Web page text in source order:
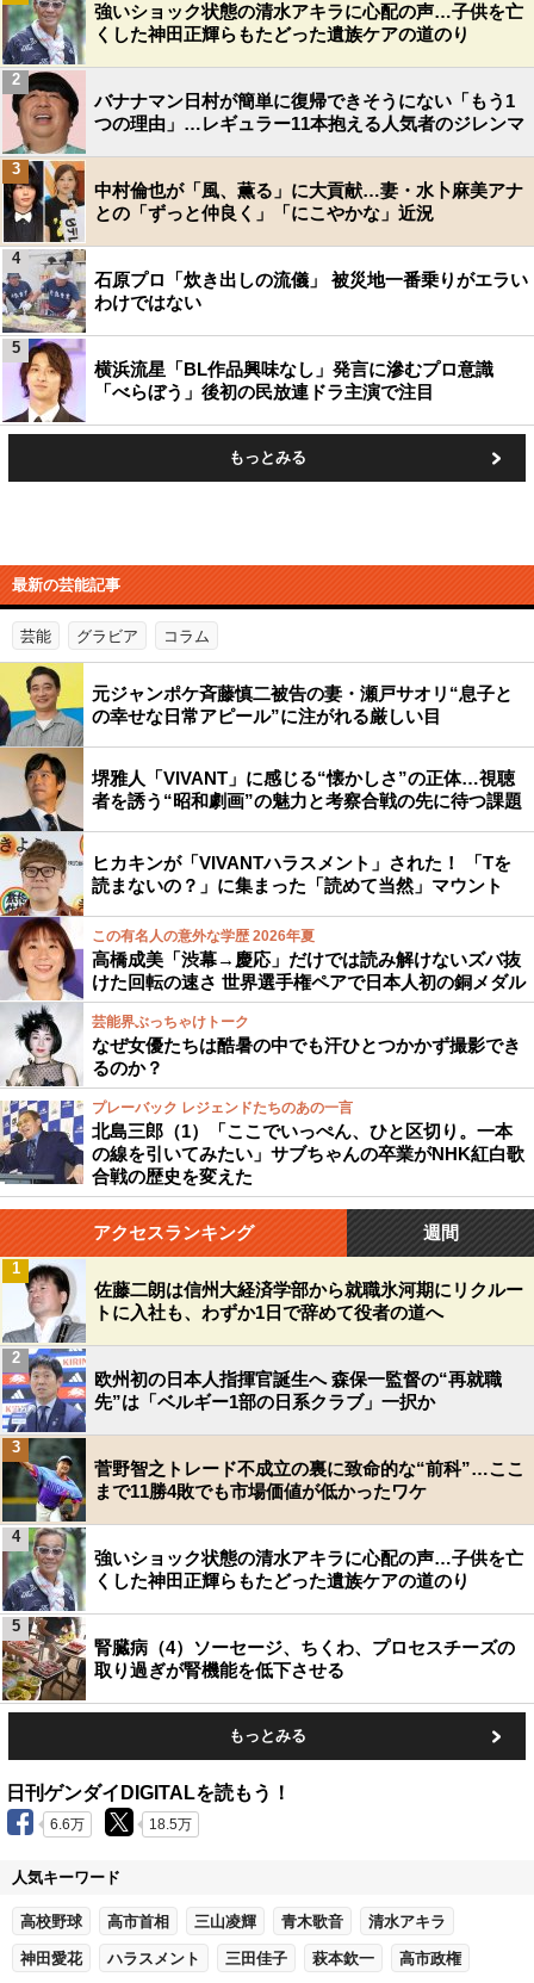
強いショック状態の清水アキラに心配の声…子供を亡
くした神田正輝らもたどった遺族ケアの道のり
バナナマン日村が簡単に復帰できそうにない「もう1
つの理由」…レギュラー11本抱える人気者のジレンマ
2
中村倫也が「風、薫る」に大貢献…妻・水卜麻美アナ
との「ずっと仲良く」「にこやかな」近況
3
石原プロ「炊き出しの流儀」 被災地一番乗りがエラい
わけではない
4
横浜流星「BL作品興味なし」発言に滲むプロ意識
「べらぼう」後初の民放連ドラ主演で注目
5
もっとみる
最新の芸能記事
芸能 グラビア コラム
元ジャンポケ斉藤慎二被告の妻・瀬戸サオリ“息子と
の幸せな日常アピール”に注がれる厳しい目
堺雅人「VIVANT」に感じる“懐かしさ”の正体…視聴
者を誘う“昭和劇画”の魅力と考察合戦の先に待つ課題
ヒカキンが「VIVANTハラスメント」された！ 「Tを
読まないの？」に集まった「読めて当然」マウント
この有名人の意外な学歴 2026年夏
高橋成美「渋幕→慶応」だけでは読み解けないズバ抜
けた回転の速さ 世界選手権ペアで日本人初の銅メダル
芸能界ぶっちゃけトーク
なぜ女優たちは酷暑の中でも汗ひとつかかず撮影でき
るのか？
プレーバック レジェンドたちのあの一言
北島三郎（1）「ここでいっぺん、ひと区切り。一本
の線を引いてみたい」サブちゃんの卒業がNHK紅白歌
合戦の歴史を変えた
アクセスランキング 週間
佐藤二朗は信州大経済学部から就職氷河期にリクルー
トに入社も、わずか1日で辞めて役者の道へ
1
欧州初の日本人指揮官誕生へ 森保一監督の“再就職
先”は「ベルギー1部の日系クラブ」一択か
2
菅野智之トレード不成立の裏に致命的な“前科”…ここ
まで11勝4敗でも市場価値が低かったワケ
3
強いショック状態の清水アキラに心配の声…子供を亡
くした神田正輝らもたどった遺族ケアの道のり
4
腎臓病（4）ソーセージ、ちくわ、プロセスチーズの
取り過ぎが腎機能を低下させる
5
もっとみる
日刊ゲンダイDIGITALを読もう！
6.6万 18.5万
人気キーワード
高校野球 高市首相 三山凌輝 青木歌音 清水アキラ
神田愛花 ハラスメント 三田佳子 萩本欽一 高市政権